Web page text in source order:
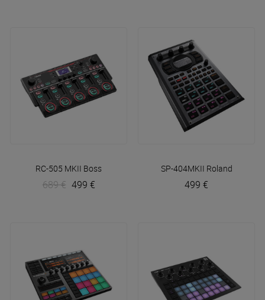
RC-505 MKII Boss
689 € 499 €
SP-404MKII Roland
499 €